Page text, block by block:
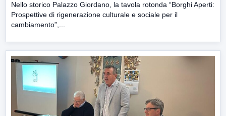
Nello storico Palazzo Giordano, la tavola rotonda “Borghi Aperti:
Prospettive di rigenerazione culturale e sociale per il
cambiamento”,...